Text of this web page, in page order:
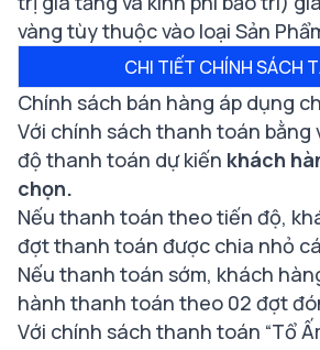
vàng tùy thuộc vào loại Sản
CHI TIẾT CHÍNH SÁCH
Chính sách bán hàng áp dụng
Với chính sách thanh toán bằng
độ thanh toán dự kiến khách
chọn.
Nếu thanh toán theo tiến độ,
đợt thanh toán được chia nhỏ
Nếu thanh toán sớm, khách
hành thanh toán theo 02 đợt
Với chính sách thanh toán “Tổ